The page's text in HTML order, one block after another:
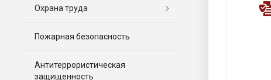
Охрана труда
Пожарная безопасность
Антитеррористическая
защищенность